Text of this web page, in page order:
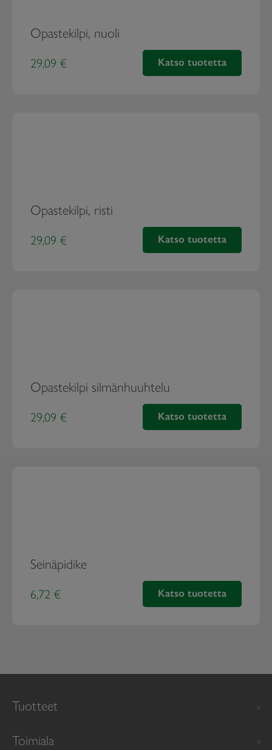
Opastekilpi, nuoli
29,09 € Katso tuotettaOpastekilpi, nuoli
Opastekilpi, risti
29,09 € Katso tuotettaOpastekilpi, risti
Opastekilpi silmänhuuhtelu
29,09 € Katso tuotetta
Opastekilpi
Seinäpidike
6,72 € Katso tuotetta
Seinäpidike
Tuotteet
Toimiala